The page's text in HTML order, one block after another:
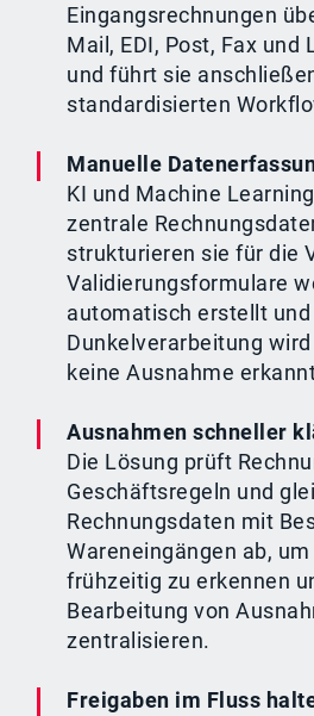
Eingangsrechnungen
Mail, EDI, Post, Fax
und führt sie
standardisierten
Manuelle
KI und Machine
zentrale
strukturieren sie für die
Validierungsformulare
automatisch erstellt und
Dunkelverarbeitung
keine Ausnahme
Ausnahmen schneller
Die Lösung prüft
Geschäftsregeln und
Rechnungsdaten mit
Wareneingängen ab,
frühzeitig zu erkennen
Bearbeitung von
zentralisieren.
Freigaben im Fluss